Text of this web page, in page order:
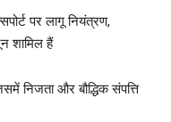
पर लागू नियंत्रण,
शामिल हैं
निजता और बौद्धिक संपत्ति